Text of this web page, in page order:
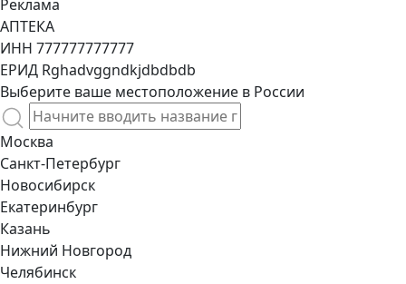
ИНН 777777777777
ЕРИД Rghadvggndkjdbdbdb
Выберите ваше местоположение в России
Москва
Санкт-Петербург
Новосибирск
Екатеринбург
Казань
Нижний Новгород
Челябинск